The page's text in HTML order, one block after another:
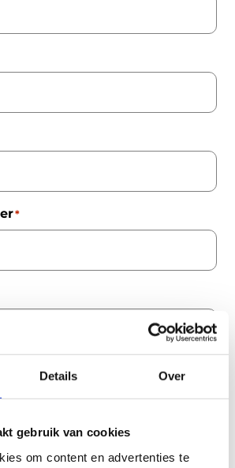
Details Over
gebruik van cookies
om content en advertenties te
*